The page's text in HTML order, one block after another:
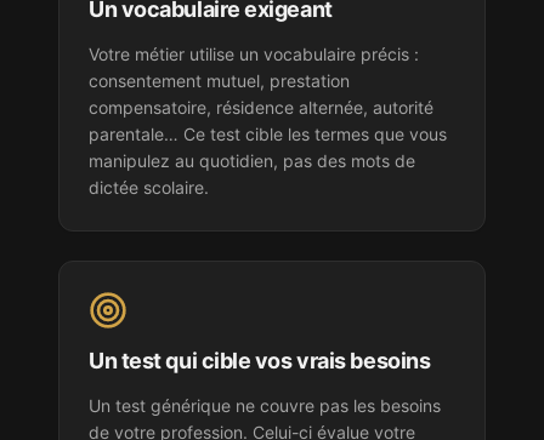
Un vocabulaire exigeant
Votre métier utilise un vocabulaire précis :
consentement mutuel, prestation
compensatoire, résidence alternée, autorité
parentale… Ce test cible les termes que vous
manipulez au quotidien, pas des mots de
dictée scolaire.
Un test qui cible vos vrais besoins
Un test générique ne couvre pas les besoins
de votre profession. Celui-ci évalue votre